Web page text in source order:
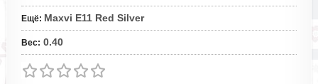
Ещё: Maxvi E11 Red Silver
Вес: 0.40